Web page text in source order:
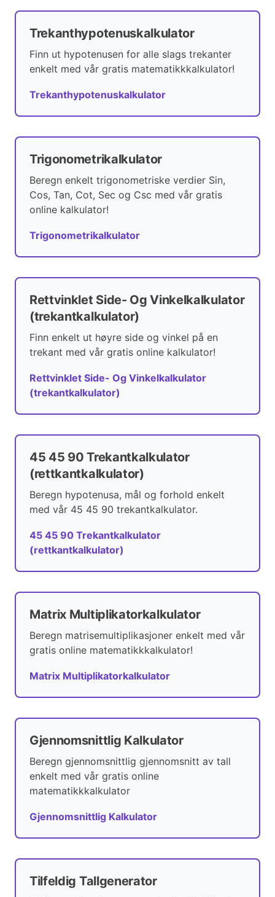
Trekanthypotenuskalkulator
Finn ut hypotenusen for alle slags trekanter
enkelt med vår gratis matematikkkalkulator!
Trekanthypotenuskalkulator
Trigonometrikalkulator
Beregn enkelt trigonometriske verdier Sin,
Cos, Tan, Cot, Sec og Csc med vår gratis
online kalkulator!
Trigonometrikalkulator
Rettvinklet Side- Og Vinkelkalkulator
(trekantkalkulator)
Finn enkelt ut høyre side og vinkel på en
trekant med vår gratis online kalkulator!
Rettvinklet Side- Og Vinkelkalkulator
(trekantkalkulator)
45 45 90 Trekantkalkulator
(rettkantkalkulator)
Beregn hypotenusa, mål og forhold enkelt
med vår 45 45 90 trekantkalkulator.
45 45 90 Trekantkalkulator
(rettkantkalkulator)
Matrix Multiplikatorkalkulator
Beregn matrisemultiplikasjoner enkelt med vår
gratis online matematikkkalkulator!
Matrix Multiplikatorkalkulator
Gjennomsnittlig Kalkulator
Beregn gjennomsnittlig gjennomsnitt av tall
enkelt med vår gratis online
matematikkkalkulator
Gjennomsnittlig Kalkulator
Tilfeldig Tallgenerator